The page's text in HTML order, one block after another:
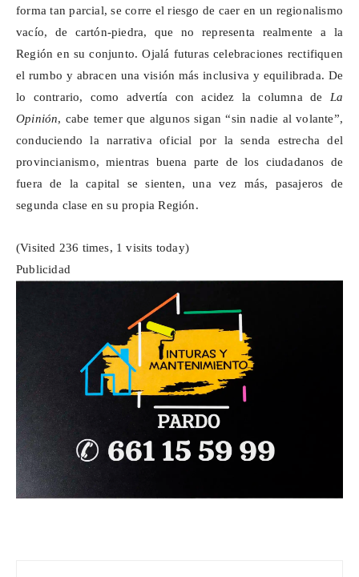
forma tan parcial, se corre el riesgo de caer en un regionalismo
vacío, de cartón-piedra, que no representa realmente a la
Región en su conjunto. Ojalá futuras celebraciones rectifiquen
el rumbo y abracen una visión más inclusiva y equilibrada. De
lo contrario, como advertía con acidez la columna de La
Opinión, cabe temer que algunos sigan “sin nadie al volante”,
conduciendo la narrativa oficial por la senda estrecha del
provincianismo, mientras buena parte de los ciudadanos de
fuera de la capital se sienten, una vez más, pasajeros de
segunda clase en su propia Región.
(Visited 236 times, 1 visits today)
Publicidad